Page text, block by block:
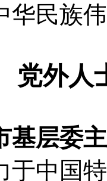
华民族
党外人
层委主
中国特